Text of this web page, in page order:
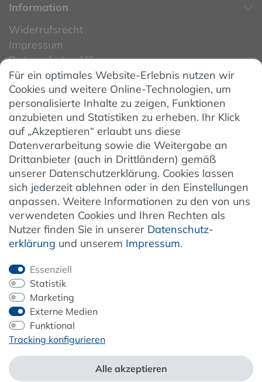
Information
Widerrufsrecht
Impressum
Datenschutzerklärung
Datenschutzeinstellungen
AGB
Barrierefreiheit
Hinweise zur Batterieentsorgung
Entsorgung von Elektro-Altgeräten
Vertrag widerrufen
Newsletter
Jetzt anmelden
ZAHLUNG & VERSAND
Für ein optimales Website-Erlebnis nutzen wir
Cookies und weitere Online-Technologien, um
personalisierte Inhalte zu zeigen, Funktionen
anzubieten und Statistiken zu erheben. Ihr Klick
auf „Akzeptieren“ erlaubt uns diese
Datenverarbeitung sowie die Weitergabe an
Drittanbieter (auch in Drittländern) gemäß
unserer Datenschutzerklärung. Cookies lassen
sich jederzeit ablehnen oder in den Einstellungen
anpassen. Weitere Informationen zu den von uns
verwendeten Cookies und Ihren Rechten als
Nutzer finden Sie in unserer Daten­schutz­
erklärung und unserem Impressum.
Essenziell
Statistik
Marketing
Externe Medien
Funktional
Tracking konfigurieren
Alle akzeptieren